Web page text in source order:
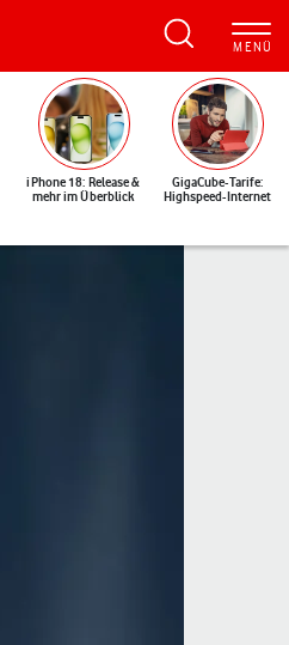
iPhone 18: Release &
mehr im Überblick
GigaCube-Tarife:
Highspeed-Internet